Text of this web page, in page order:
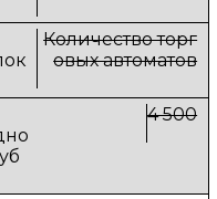
Количество торг
овых автоматов
4 500